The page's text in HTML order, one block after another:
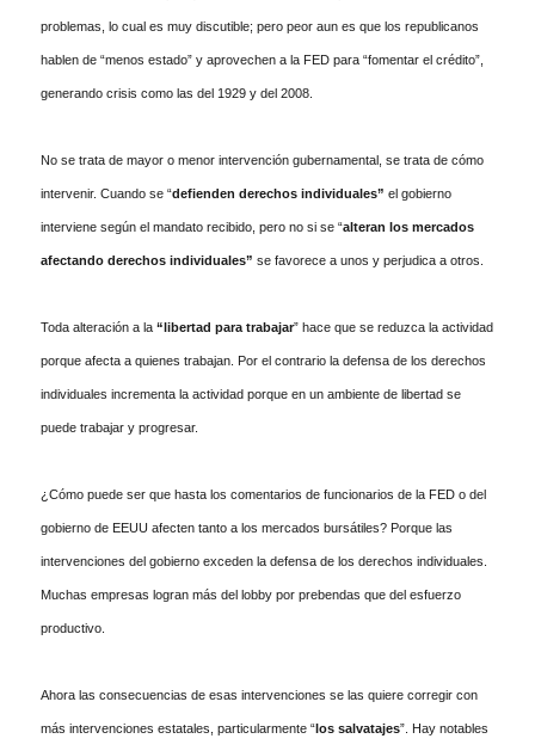
problemas, lo cual es muy discutible; pero peor aun es que los republicanos
hablen de “menos estado” y aprovechen a la FED para “fomentar el crédito”,
generando crisis como las del 1929 y del 2008.
No se trata de mayor o menor intervención gubernamental, se trata de cómo
intervenir. Cuando se “defienden derechos individuales” el gobierno
interviene según el mandato recibido, pero no si se “alteran los mercados
afectando derechos individuales” se favorece a unos y perjudica a otros.
Toda alteración a la“libertad para trabajar” hace que se reduzca la actividad
porque afecta a quienes trabajan. Por el contrario la defensa de los derechos
individuales incrementa la actividad porque en un ambiente de libertad se
puede trabajar y progresar.
¿Cómo puede ser que hasta los comentarios de funcionarios de la FED o del
gobierno de EEUU afecten tanto a los mercados bursátiles? Porque las
intervenciones del gobierno exceden la defensa de los derechos individuales.
Muchas empresas logran más del lobby por prebendas que del esfuerzo
productivo.
Ahora las consecuencias de esas intervenciones se las quiere corregir con
más intervenciones estatales, particularmente “los salvatajes”. Hay notables